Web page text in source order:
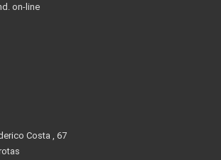
on-line
Costa , 67